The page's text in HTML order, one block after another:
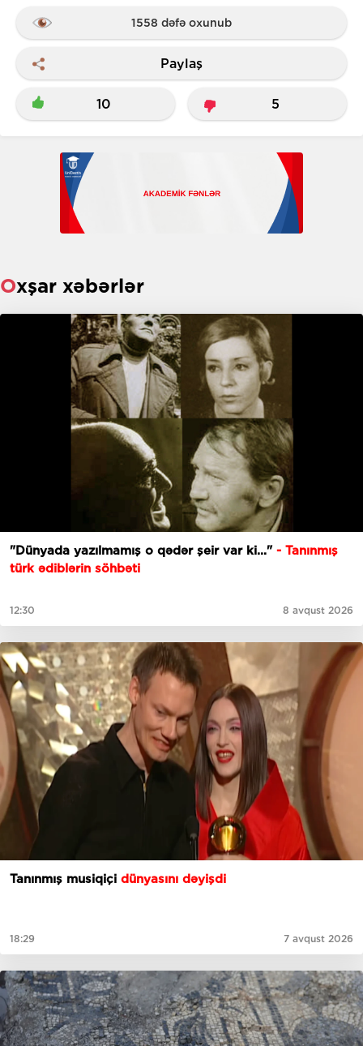
1558 dəfə oxunub
Paylaş
10 5
Oxşar xəbərlər
"Dünyada yazılmamış o qədər şeir var ki..." - Tanınmış
türk ədiblərin söhbəti
12:30 8 avqust 2026
Tanınmış musiqiçi dünyasını dəyişdi
18:29 7 avqust 2026